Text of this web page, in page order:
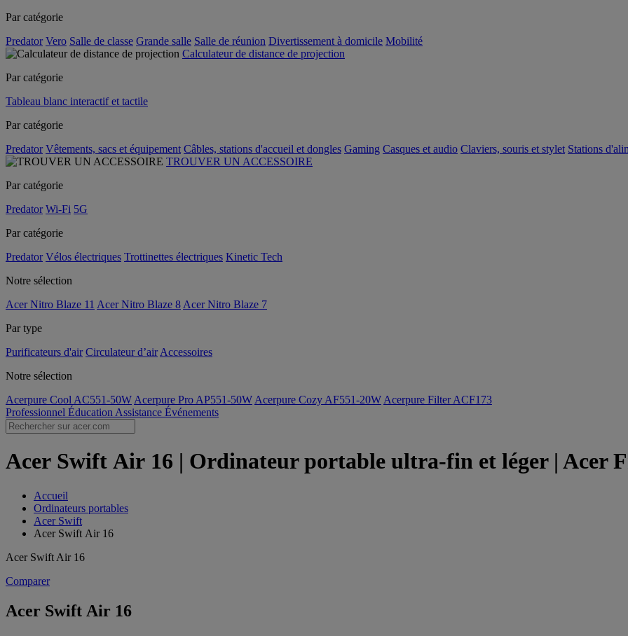
Par catégorie
Predator Vero Salle de classe Grande salle Salle de réunion Divertissement à domicile Mobilité
Calculateur de distance de projection
Par catégorie
Tableau blanc interactif et tactile
Par catégorie
Predator Vêtements, sacs et équipement Câbles, stations d'accueil et dongles Gaming Casques et audio Claviers, souris et stylet Stations
TROUVER UN ACCESSOIRE
Par catégorie
Predator Wi-Fi 5G
Par catégorie
Predator Vélos électriques Trottinettes électriques Kinetic Tech
Notre sélection
Acer Nitro Blaze 11 Acer Nitro Blaze 8 Acer Nitro Blaze 7
Par type
Purificateurs d'air Circulateur d’air Accessoires
Notre sélection
Acerpure Cool AC551-50W Acerpure Pro AP551-50W Acerpure Cozy AF551-20W Acerpure Filter ACF173
Professionnel Éducation Assistance Événements
Acer Swift Air 16 | Ordinateur portable ultra-fin et léger | Acer
Accueil
Ordinateurs portables
Acer Swift
Acer Swift Air 16
Acer Swift Air 16
Comparer
Acer Swift Air 16